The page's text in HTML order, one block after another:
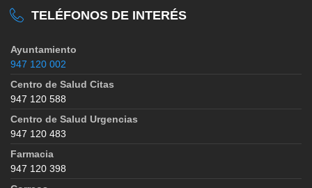
TELÉFONOS DE INTERÉS
Ayuntamiento
947 120 002
Centro de Salud Citas
947 120 588
Centro de Salud Urgencias
947 120 483
Farmacia
947 120 398